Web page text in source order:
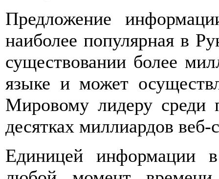
Предложение
наиболее популярная в
существовании более
языке и может
Мировому лидеру среди
десятках миллиардов
Единицей информации